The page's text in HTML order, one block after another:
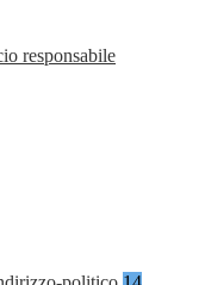
responsabile